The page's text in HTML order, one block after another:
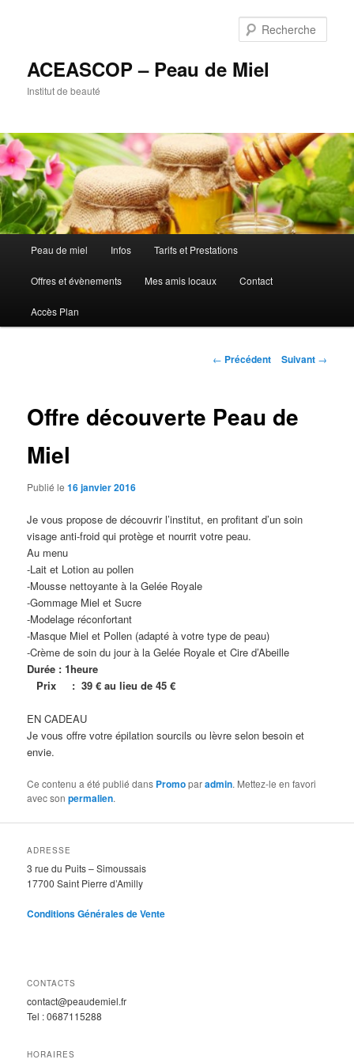
ACEASCOP – Peau de Miel
Institut de beauté
Aller
au
contenu
Peau de miel Infos Tarifs et Prestations
Offres et évènements Mes amis locaux Contact
Accès Plan
Navigation
← Précédent Suivant →
Offre découverte Peau de
Miel
Publié le16 janvier 2016
Je vous propose de découvrir l’institut, en profitant d’un soin
visage anti-froid qui protège et nourrit votre peau.
Au menu
-Lait et Lotion au pollen
-Mousse nettoyante à la Gelée Royale
-Gommage Miel et Sucre
-Modelage réconfortant
-Masque Miel et Pollen (adapté à votre type de peau)
-Crème de soin du jour à la Gelée Royale et Cire d’Abeille
Durée : 1heure
Prix : 39 € au lieu de 45 €
EN CADEAU
Je vous offre votre épilation sourcils ou lèvre selon besoin et
envie.
Ce contenu a été publié dans Promoparadmin. Mettez-le en favori
avec sonpermalien.
ADRESSE
3 rue du Puits – Simoussais
17700 Saint Pierre d’Amilly
Conditions Générales de Vente
CONTACTS
contact@peaudemiel.fr
Tel : 0687115288
HORAIRES